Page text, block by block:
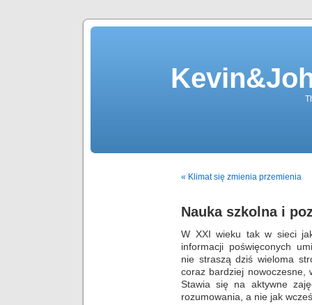
« Klimat się zmienia przemienia
Nauka szkolna i
W XXI wieku tak w sieci
informacji poświęconych
nie straszą dziś wieloma
coraz bardziej nowoczesne,
Stawia się na aktywne
rozumowania, a nie jak